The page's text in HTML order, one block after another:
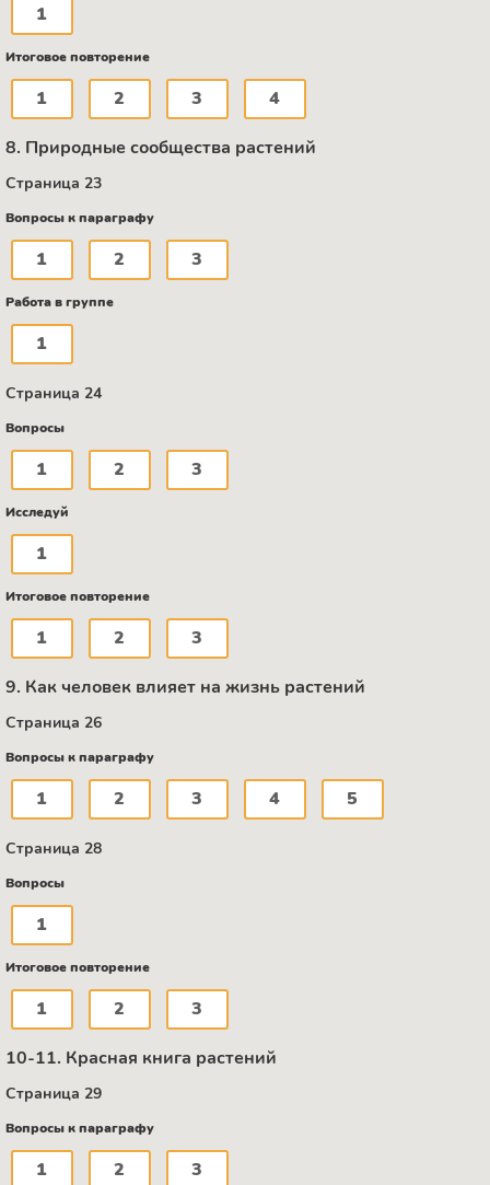
1
Итоговое повторение
1 2 3 4
8. Природные сообщества растений
Страница 23
Вопросы к параграфу
1 2 3
Работа в группе
1
Страница 24
Вопросы
1 2 3
Исследуй
1
Итоговое повторение
1 2 3
9. Как человек влияет на жизнь растений
Страница 26
Вопросы к параграфу
1 2 3 4 5
Страница 28
Вопросы
1
Итоговое повторение
1 2 3
10-11. Красная книга растений
Страница 29
Вопросы к параграфу
1 2 3